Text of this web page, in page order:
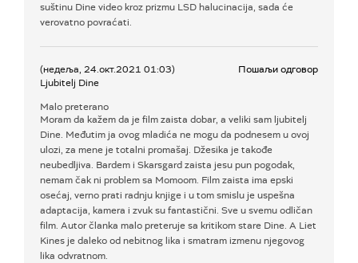
suštinu Dine video kroz prizmu LSD halucinacija, sada će
verovatno povraćati.
(недеља, 24.окт.2021 01:03)
Ljubitelj Dine
Пошаљи одговор
Malo preterano
Moram da kažem da je film zaista dobar, a veliki sam ljubitelj
Dine. Međutim ja ovog mladića ne mogu da podnesem u ovoj
ulozi, za mene je totalni promašaj. Džesika je takođe
neubedljiva. Bardem i Skarsgard zaista jesu pun pogodak,
nemam čak ni problem sa Momoom. Film zaista ima epski
osećaj, verno prati radnju knjige i u tom smislu je uspešna
adaptacija, kamera i zvuk su fantastični. Sve u svemu odličan
film. Autor članka malo preteruje sa kritikom stare Dine. A Liet
Kines je daleko od nebitnog lika i smatram izmenu njegovog
lika odvratnom.